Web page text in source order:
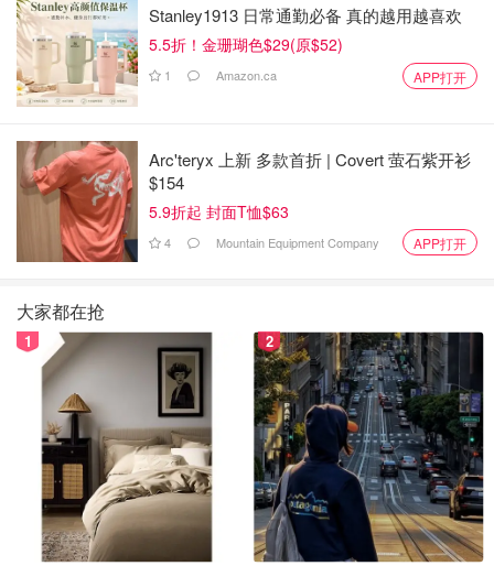
Yummyy 查看原帖
打开包裹里面是一支足足有90ml的黑管紧致霜，对于眼部产
附赠了两个面膜的小样。 ✔︎ 主要成分：硅酸盐、海藻提取
物、多肽复合物、苜蓿提取物和水解羽扇豆蛋白
tomatoapple 8 查看原帖
很产品拥有独特的配方，比如硅酸盐、海藻提取物、多肽复
合物、苜蓿提取物和水解羽扇豆蛋白。 三种紧致皮肤的硅酸
Stanley1913 日常通勤必备 真的越用越喜欢
5.5折！金珊瑚色$29(原$52)
1 Amazon.ca APP打开
Arc'teryx 上新 多款首折 | Covert 萤石紫开衫
$154
5.9折起 封面T恤$63
4 Mountain Equipment Company APP打开
大家都在抢
1 2